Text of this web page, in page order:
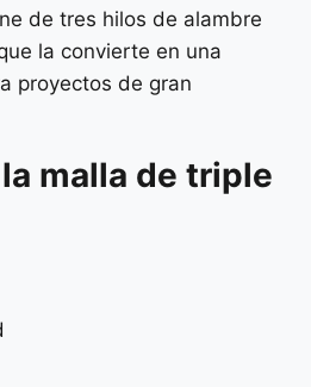
de tres hilos de alambre
la convierte en una
proyectos de gran
malla de triple